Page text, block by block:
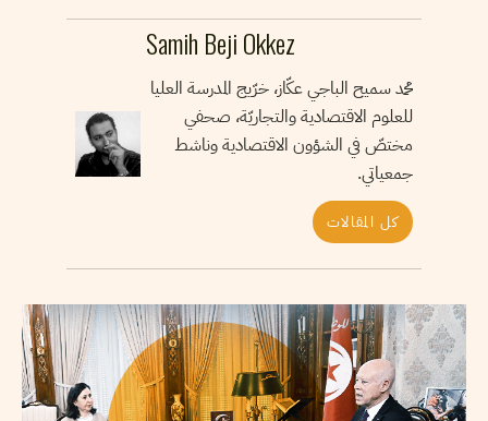
Samih Beji Okkez
محمد سميح الباجي عكّاز، خرّيج المدرسة العليا
للعلوم الاقتصادية والتجاريّة، صحفي
مختصّ في الشؤون الاقتصادية وناشط
جمعياتي.
كل المقالات